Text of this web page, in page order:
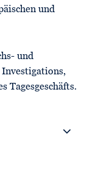
und
und
Tagesgeschäfts.